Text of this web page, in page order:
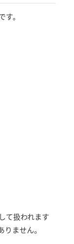
。
て扱われます
ません。